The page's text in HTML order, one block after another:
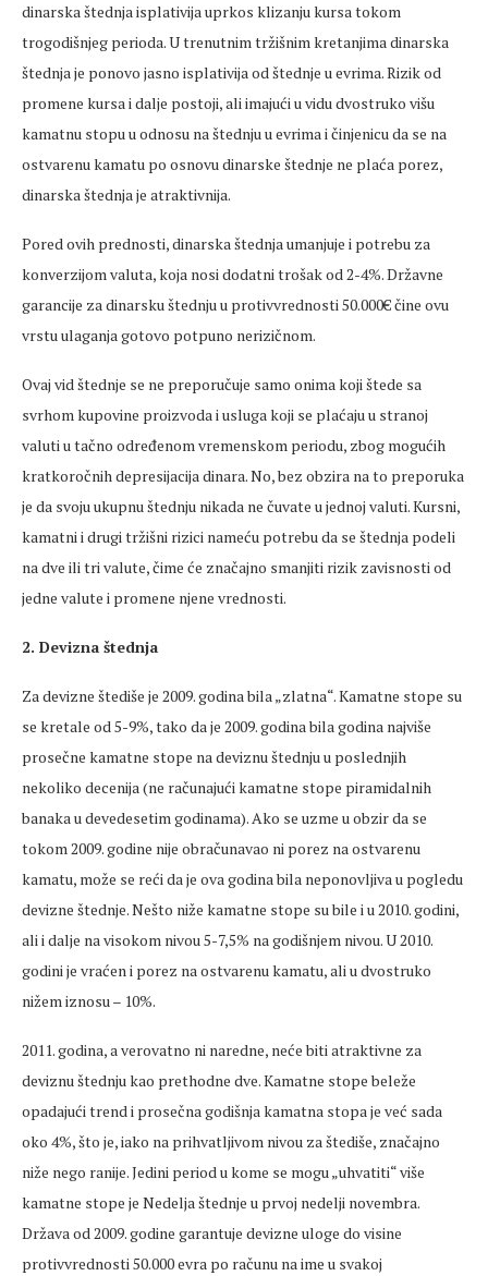
dinarska štednja isplativija uprkos klizanju kursa tokom
trogodišnjeg perioda. U trenutnim tržišnim kretanjima dinarska
štednja je ponovo jasno isplativija od štednje u evrima. Rizik od
promene kursa i dalje postoji, ali imajući u vidu dvostruko višu
kamatnu stopu u odnosu na štednju u evrima i činjenicu da se na
ostvarenu kamatu po osnovu dinarske štednje ne plaća porez,
dinarska štednja je atraktivnija.
Pored ovih prednosti, dinarska štednja umanjuje i potrebu za
konverzijom valuta, koja nosi dodatni trošak od 2-4%. Državne
garancije za dinarsku štednju u protivvrednosti 50.000€ čine ovu
vrstu ulaganja gotovo potpuno nerizičnom.
Ovaj vid štednje se ne preporučuje samo onima koji štede sa
svrhom kupovine proizvoda i usluga koji se plaćaju u stranoj
valuti u tačno određenom vremenskom periodu, zbog mogućih
kratkoročnih depresijacija dinara. No, bez obzira na to preporuka
je da svoju ukupnu štednju nikada ne čuvate u jednoj valuti. Kursni,
kamatni i drugi tržišni rizici nameću potrebu da se štednja podeli
na dve ili tri valute, čime će značajno smanjiti rizik zavisnosti od
jedne valute i promene njene vrednosti.
2. Devizna štednja
Za devizne štediše je 2009. godina bila „zlatna“. Kamatne stope su
se kretale od 5-9%, tako da je 2009. godina bila godina najviše
prosečne kamatne stope na deviznu štednju u poslednjih
nekoliko decenija (ne računajući kamatne stope piramidalnih
banaka u devedesetim godinama). Ako se uzme u obzir da se
tokom 2009. godine nije obračunavao ni porez na ostvarenu
kamatu, može se reći da je ova godina bila neponovljiva u pogledu
devizne štednje. Nešto niže kamatne stope su bile i u 2010. godini,
ali i dalje na visokom nivou 5-7,5% na godišnjem nivou. U 2010.
godini je vraćen i porez na ostvarenu kamatu, ali u dvostruko
nižem iznosu – 10%.
2011. godina, a verovatno ni naredne, neće biti atraktivne za
deviznu štednju kao prethodne dve. Kamatne stope beleže
opadajući trend i prosečna godišnja kamatna stopa je već sada
oko 4%, što je, iako na prihvatljivom nivou za štediše, značajno
niže nego ranije. Jedini period u kome se mogu „uhvatiti“ više
kamatne stope je Nedelja štednje u prvoj nedelji novembra.
Država od 2009. godine garantuje devizne uloge do visine
protivvrednosti 50.000 evra po računu na ime u svakoj